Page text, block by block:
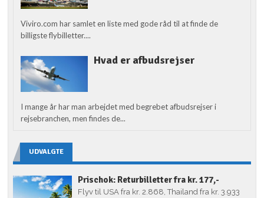
Viviro.com har samlet en liste med gode råd til at finde de
billigste flybilletter....
Hvad er afbudsrejser
I mange år har man arbejdet med begrebet afbudsrejser i
rejsebranchen, men findes de...
UDVALGTE
Prischok: Returbilletter fra kr. 177,-
Flyv til USA fra kr. 2.868, Thailand fra kr. 3.933